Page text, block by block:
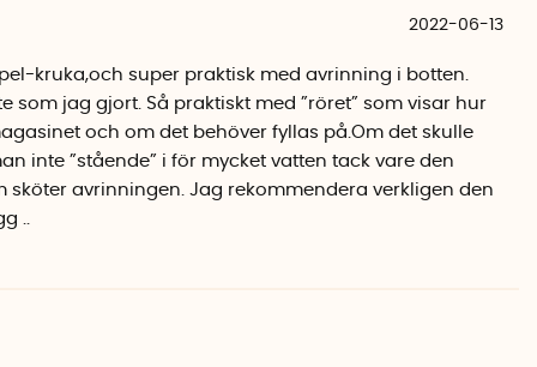
ska du skruva tillbaka pluggen så att vattnet inte
fyller på vatten.
instruktionerna och placera den i det lilla hålet i
tre ändar i hålen på ytterkrukan. Du
i en lämplig takkrok. Ampelkrukan kan naturligtvis
att krukan bleknar. Upphängningsanordningen är
2022-06-13
kruka,och super praktisk med avrinning i botten.
som jag gjort. Så praktiskt med ”röret” som visar hur
och om det behöver fyllas på.Om det skulle
inte ”stående” i för mycket vatten tack vare den
sköter avrinningen. Jag rekommendera verkligen den
..